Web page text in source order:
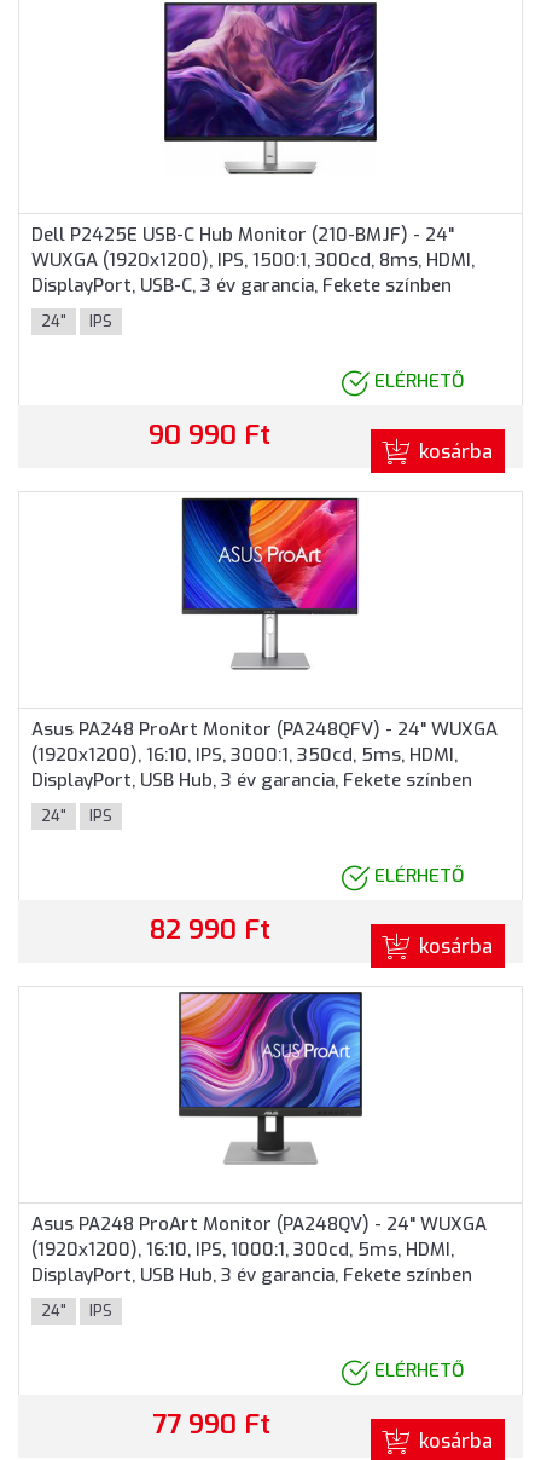
Dell P2425E USB-C Hub Monitor (210-BMJF) - 24"
WUXGA (1920x1200), IPS, 1500:1, 300cd, 8ms, HDMI,
DisplayPort, USB-C, 3 év garancia, Fekete színben
24" IPS
ELÉRHETŐ
90 990 Ft kosárba
Asus PA248 ProArt Monitor (PA248QFV) - 24" WUXGA
(1920x1200), 16:10, IPS, 3000:1, 350cd, 5ms, HDMI,
DisplayPort, USB Hub, 3 év garancia, Fekete színben
24" IPS
ELÉRHETŐ
82 990 Ft kosárba
Asus PA248 ProArt Monitor (PA248QV) - 24" WUXGA
(1920x1200), 16:10, IPS, 1000:1, 300cd, 5ms, HDMI,
DisplayPort, USB Hub, 3 év garancia, Fekete színben
24" IPS
ELÉRHETŐ
77 990 Ft kosárba